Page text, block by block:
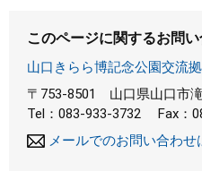
このページに関するお問
山口きらら博記念公園交流
〒753-8501
山口県山口市
Tel：083-933-3732
Fax：
メールでのお問い合わせ